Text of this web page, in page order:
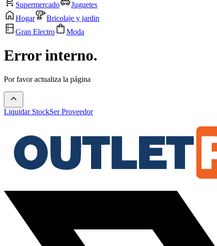
Supermercado
Juguetes
Hogar
Bricolaje y jardin
Gran Electro
Moda
Error interno.
Por favor actualiza la página
Liquidar StockSer Proveedor